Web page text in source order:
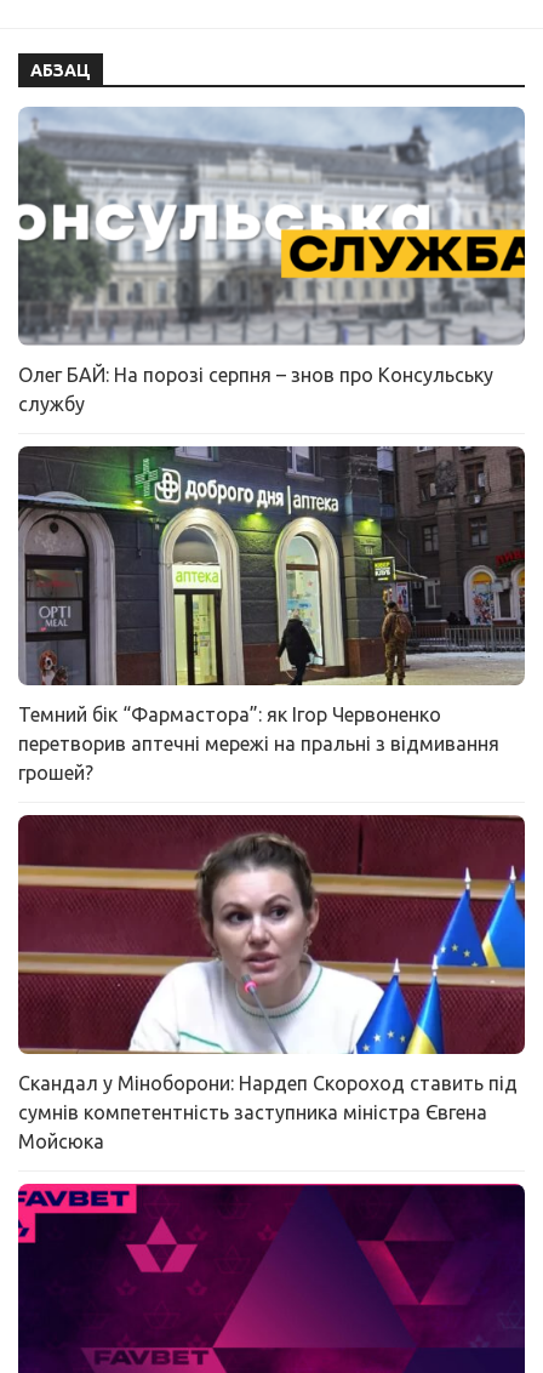
АБЗАЦ
Олег БАЙ: На порозі серпня – знов про Консульську
службу
Темний бік “Фармастора”: як Ігор Червоненко
перетворив аптечні мережі на пральні з відмивання
грошей?
Скандал у Міноборони: Нардеп Скороход ставить під
сумнів компетентність заступника міністра Євгена
Мойсюка